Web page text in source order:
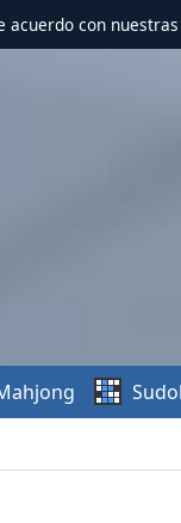
con